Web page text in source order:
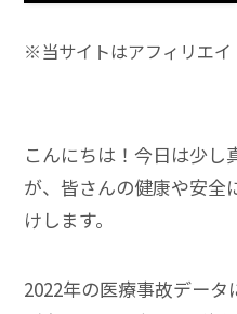
※当サイトはアフィリエイ
こんにちは！今日は少し
が、皆さんの健康や安全
けします。
2022年の医療事故デー